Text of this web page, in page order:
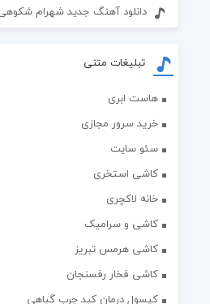
دانلود آهنگ جدید شهرام شکوهی
تبلیغات متنی
هاست ابری
خرید سرور مجازی
سئو سایت
کاشی استخری
خانه لاکچری
کاشی و سرامیک
کاشی هرمس تبریز
کاشی فخار رفسنجان
کپسول درمان کبد چرب گیاهی